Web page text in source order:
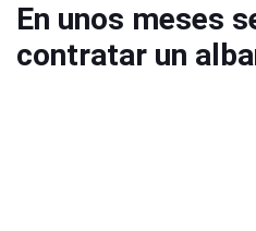
En unos meses
contratar un